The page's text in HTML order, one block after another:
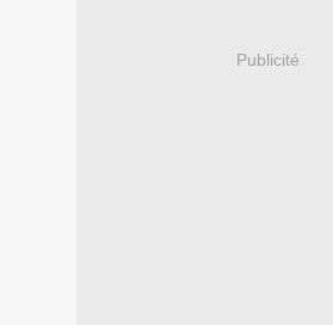
Publicité